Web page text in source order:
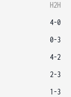
H2H
4-0
0-3
4-2
2-3
1-3